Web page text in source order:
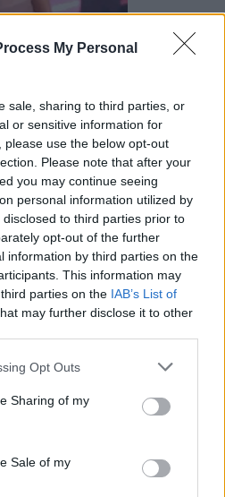
My Personal
sale, sharing to third parties, or
or sensitive information for
use the below opt-out
Please note that after your
you may continue seeing
personal information utilized by
to third parties prior to
opt-out of the further
information by third parties on the
This information may
parties on the IAB’s List of
may further disclose it to other
Opt Outs
Sharing of my
Sale of my
ottimistico ma questa è la
batterici sulla Terra è
dei (10^{30}) cellule
zeri).Ecco alcuni dettagli
diversità dei batteri sul
I batteri sono gli esseri
con una massa
stimata in circa 77 miliardi di
di terreno si possono